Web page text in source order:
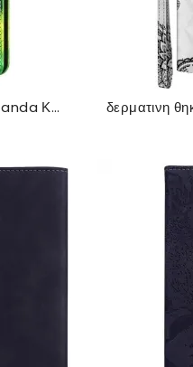
Κάλυμμα Moto G51 5G Panda Και Bamboo